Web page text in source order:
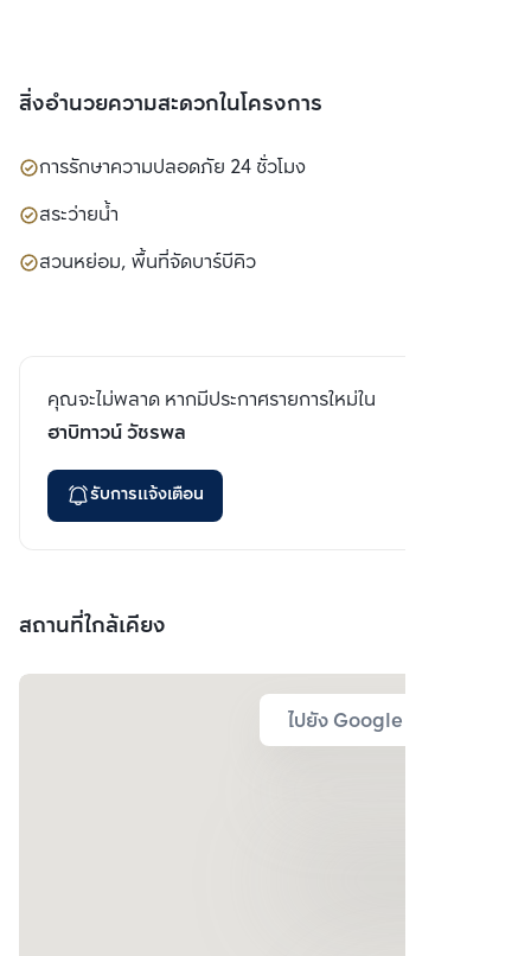
สิ่งอำนวยความสะดวกในโครงการ
การรักษาความปลอดภัย 24 ชั่วโมง
สระว่ายน้ำ
สวนหย่อม, พื้นที่จัดบาร์บีคิว
คุณจะไม่พลาด หากมีประกาศรายการใหม่ใน
ฮาบิทาวน์ วัชรพล
รับการแจ้งเตือน
สถานที่ใกล้เคียง
ไปยัง Google Map